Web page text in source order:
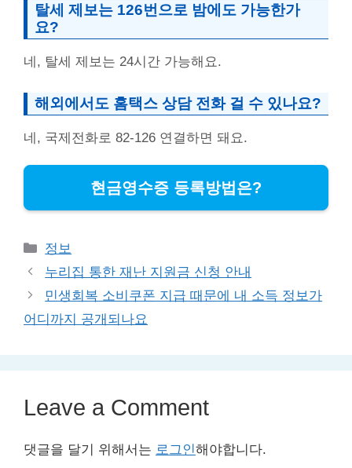
탈세 제보는 126번으로 밤에도 가능한가
요?
네, 탈세 제보는 24시간 가능해요.
해외에서도 홈택스 상담 전화 걸 수 있나요?
네, 국제전화로 82-126 연결하면 돼요.
현금영수증 등록방법은?
Categories
정보
누리집 통한 재난 지원금 신청 안내
민생회복 소비쿠폰 지급 때문에 내 소득 정보가
어디까지 공개되나요
Leave a Comment
댓글을 달기 위해서는 로그인해야합니다.